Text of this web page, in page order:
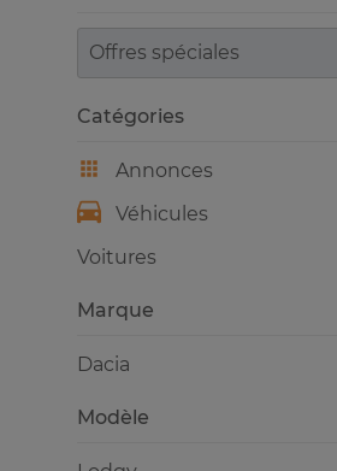
Trier par
Catégories
Annonces
Véhicules
Voitures
Marque
Dacia
Modèle